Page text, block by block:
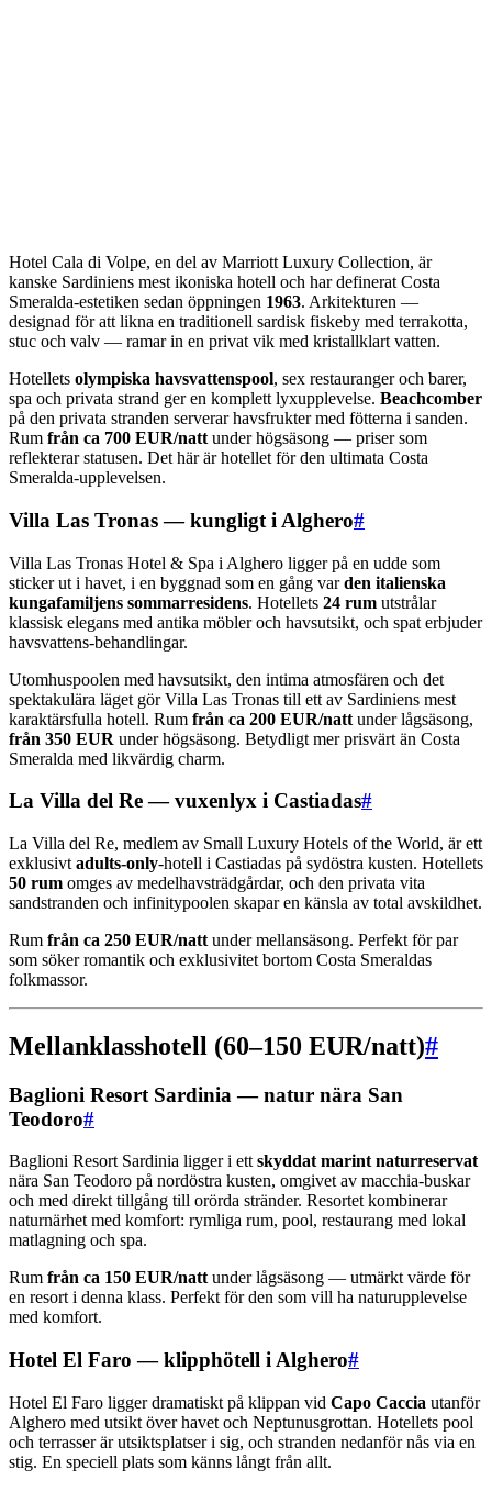
Hotel Cala di Volpe, en del av Marriott Luxury Collection, är
kanske Sardiniens mest ikoniska hotell och har definerat Costa
Smeralda-estetiken sedan öppningen 1963. Arkitekturen —
designad för att likna en traditionell sardisk fiskeby med terrakotta,
stuc och valv — ramar in en privat vik med kristallklart vatten.
Hotellets olympiska havsvattenspool, sex restauranger och barer,
spa och privata strand ger en komplett lyxupplevelse. Beachcomber
på den privata stranden serverar havsfrukter med fötterna i sanden.
Rum från ca 700 EUR/natt under högsäsong — priser som
reflekterar statusen. Det här är hotellet för den ultimata Costa
Smeralda-upplevelsen.
Villa Las Tronas — kungligt i Alghero#
Villa Las Tronas Hotel & Spa i Alghero ligger på en udde som
sticker ut i havet, i en byggnad som en gång varden italienska
kungafamiljens sommarresidens. Hotellets 24 rum utstrålar
klassisk elegans med antika möbler och havsutsikt, och spat erbjuder
havsvattens-behandlingar.
Utomhuspoolen med havsutsikt, den intima atmosfären och det
spektakulära läget gör Villa Las Tronas till ett av Sardiniens mest
karaktärsfulla hotell. Rum från ca 200 EUR/natt under lågsäsong,
från 350 EUR under högsäsong. Betydligt mer prisvärt än Costa
Smeralda med likvärdig charm.
La Villa del Re — vuxenlyx i Castiadas#
La Villa del Re, medlem av Small Luxury Hotels of the World, är ett
exklusivt adults-only-hotell i Castiadas på sydöstra kusten. Hotellets
50 rum omges av medelhavsträdgårdar, och den privata vita
sandstranden och infinitypoolen skapar en känsla av total avskildhet.
Rum från ca 250 EUR/natt under mellansäsong. Perfekt för par
som söker romantik och exklusivitet bortom Costa Smeraldas
folkmassor.
Mellanklasshotell (60–150 EUR/natt)#
Baglioni Resort Sardinia — natur nära San
Teodoro#
Baglioni Resort Sardinia ligger i ettskyddat marint naturreservat
nära San Teodoro på nordöstra kusten, omgivet av macchia-buskar
och med direkt tillgång till orörda stränder. Resortet kombinerar
naturnärhet med komfort: rymliga rum, pool, restaurang med lokal
matlagning och spa.
Rum från ca 150 EUR/nattunder lågsäsong — utmärkt värde för
en resort i denna klass. Perfekt för den som vill ha naturupplevelse
med komfort.
Hotel El Faro — klipphötell i Alghero#
Hotel El Faro ligger dramatiskt på klippan vid Capo Caccia utanför
Alghero med utsikt över havet och Neptunusgrottan. Hotellets pool
och terrasser är utsiktsplatser i sig, och stranden nedanför nås via en
stig. En speciell plats som känns långt från allt.